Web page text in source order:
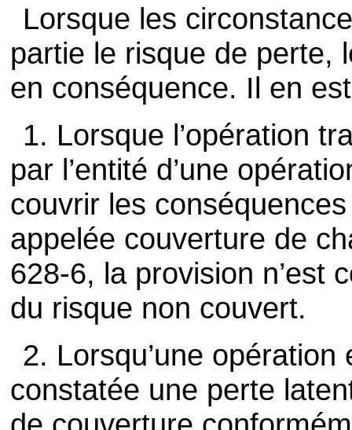
Lorsque les
partie le risque de perte,
en conséquence. Il en
1. Lorsque l’opération
par l’entité d’une
couvrir les
appelée couverture de
628-6, la provision n’est
du risque non couvert.
2. Lorsqu’une
constatée une perte